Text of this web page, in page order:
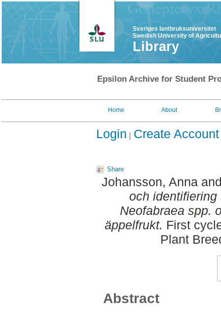
Sveriges lantbruksuniversitet
Swedish University of
Library
Epsilon Archive for Student
Home About
Login Create Account
Share
Johansson, Anna
och
Neofabraea spp.
äppelfrukt. First
Plant
Abstract